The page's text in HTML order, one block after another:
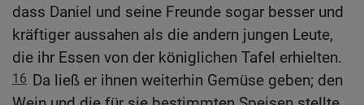
dass Daniel und seine Freunde sogar besser und
kräftiger aussahen als die andern jungen Leute,
die ihr Essen von der königlichen Tafel erhielten.
16 Da ließ er ihnen weiterhin Gemüse geben; den